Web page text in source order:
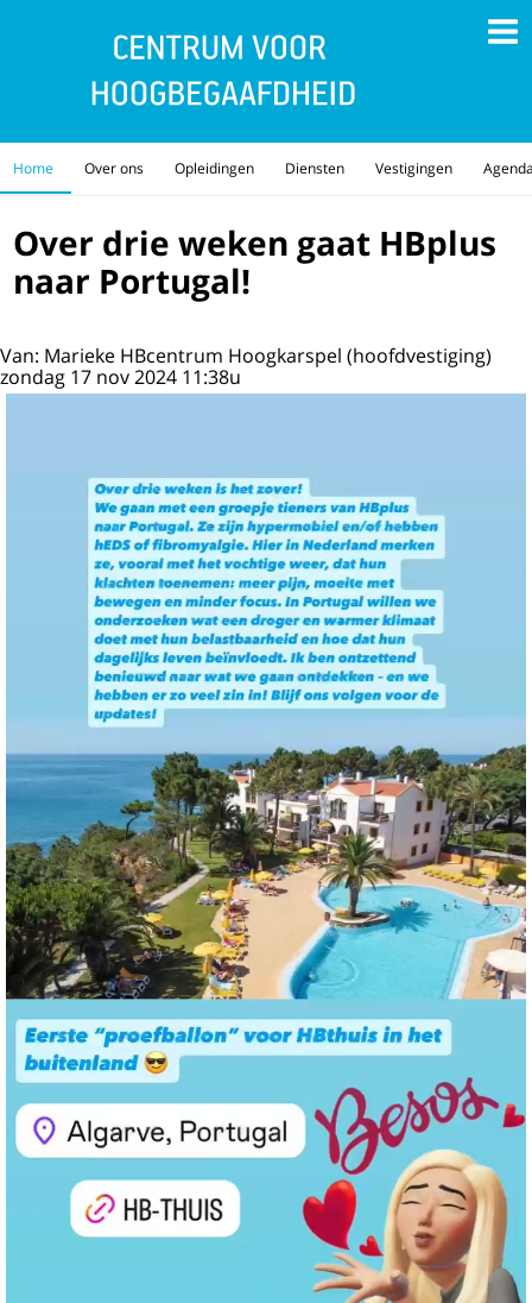
Home Over ons Opleidingen Diensten Vestigingen
Over drie weken gaat HBplus
naar Portugal!
Van: Marieke HBcentrum Hoogkarspel (hoofdvestiging)
zondag 17 nov 2024 11:38u